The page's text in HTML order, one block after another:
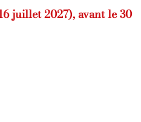
juillet 2027), avant le 30